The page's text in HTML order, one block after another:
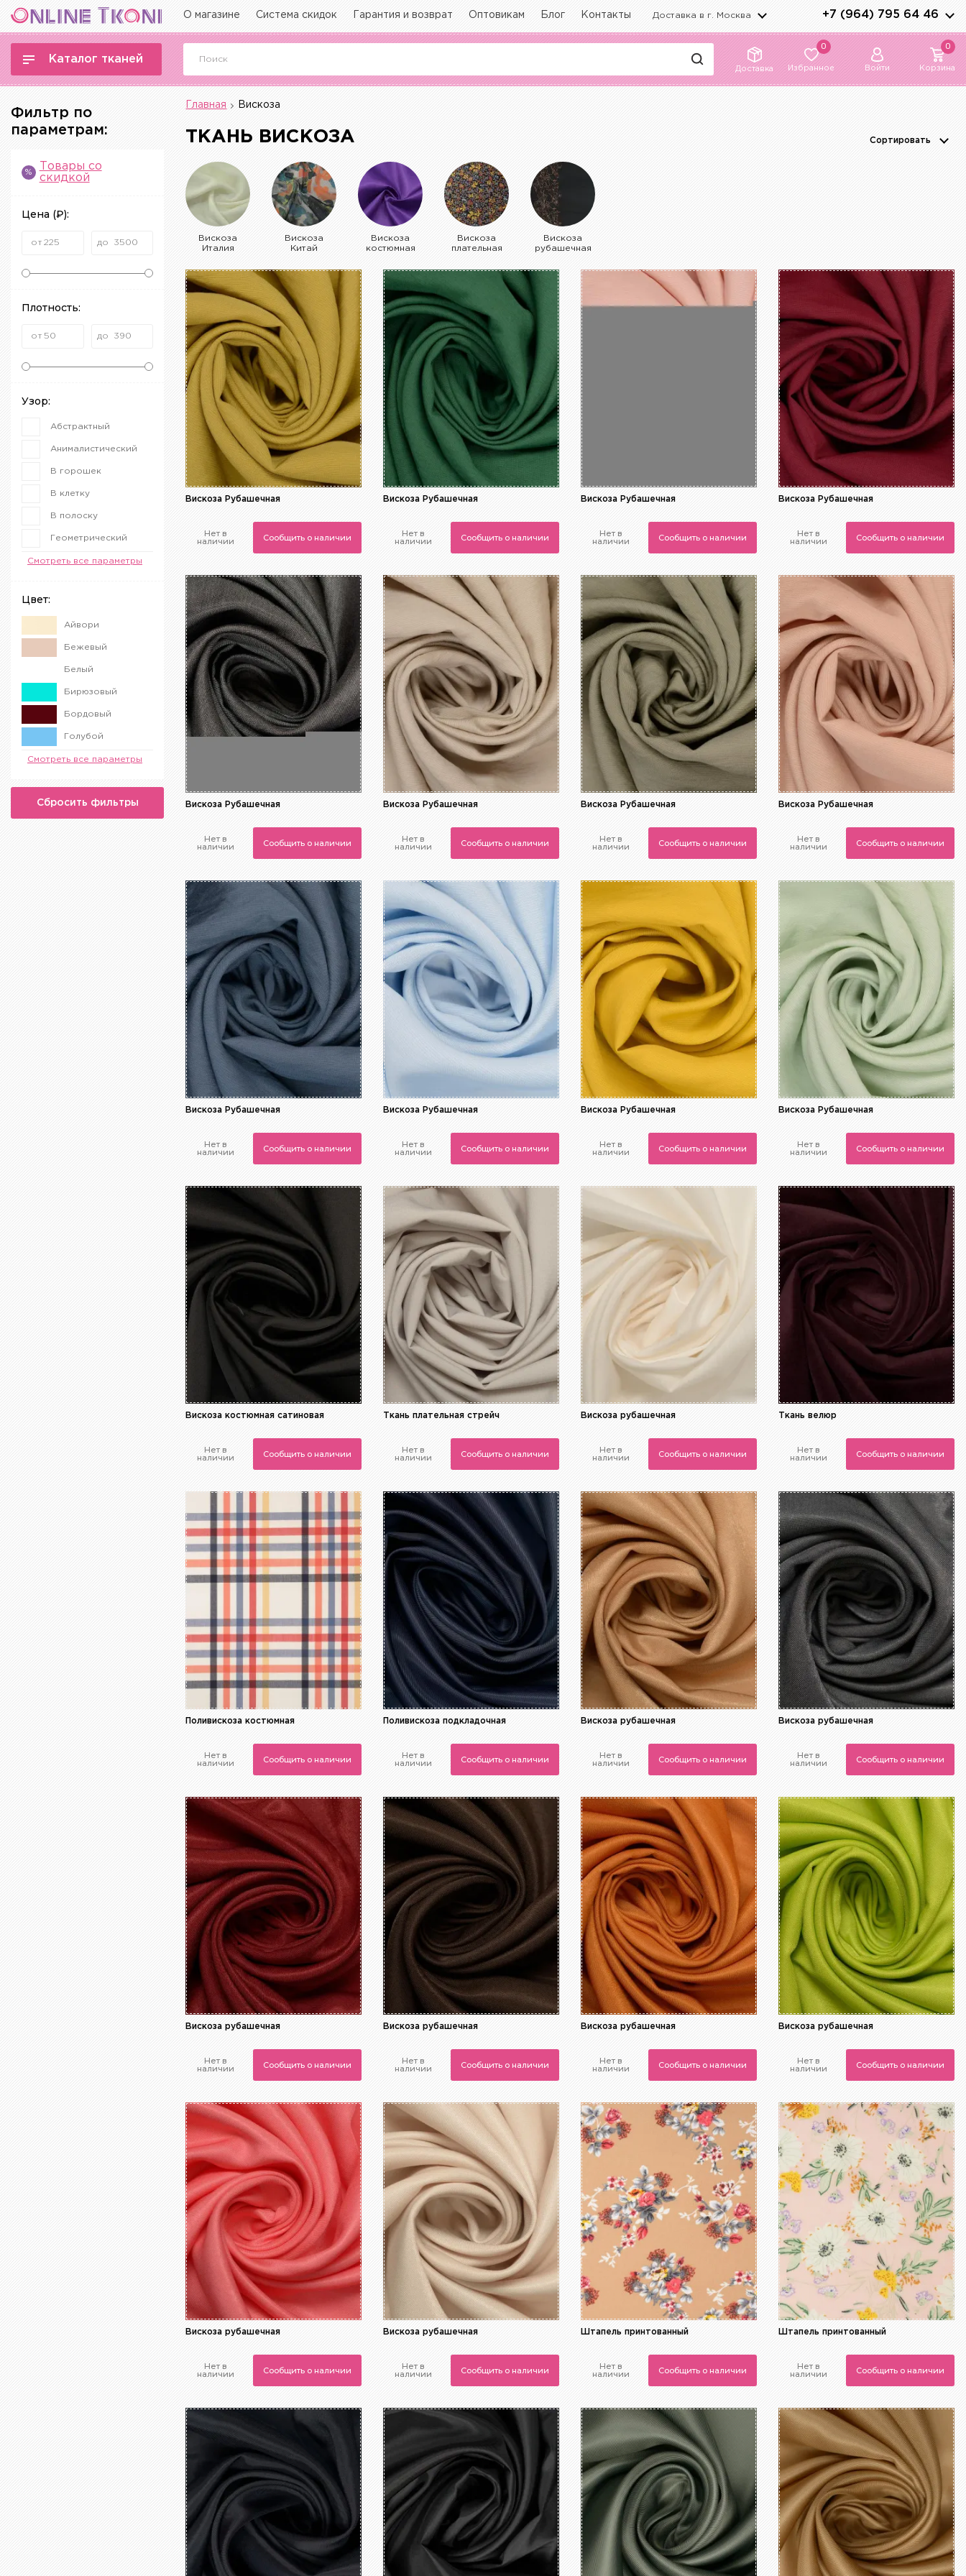
О магазине Система скидок Гарантия и возврат Оптовикам Блог Контакты Доставка в г. Москва +7 (964) 795 64 46
Каталог тканей
Доставка
0
Избранное Войти
0
Корзина
Фильтр по
параметрам:
%
Товары со
скидкой
Цена (₽):
Плотность:
Узор:
Абстрактный
Анималистический
В горошек
В клетку
В полоску
Геометрический
Гусиная лапка
Леопардовый
Меланж
Надпись
Полоска
Цветочный
Смотреть все параметры
Цвет:
Айвори
Бежевый
Белый
Бирюзовый
Бордовый
Голубой
Желтый
Золотой
Смотреть все параметры
Сбросить фильтры
Главная Вискоза
ТКАНЬ ВИСКОЗА Сортировать
Вискоза
Италия
Вискоза
Китай
Вискоза
костюмная
Вискоза
плательная
Вискоза
рубашечная
Вискоза Рубашечная
Нет в
наличии Сообщить о наличии
Вискоза Рубашечная
Нет в
наличии Сообщить о наличии
Вискоза Рубашечная
Нет в
наличии Сообщить о наличии
Вискоза Рубашечная
Нет в
наличии Сообщить о наличии
Вискоза Рубашечная
Нет в
наличии Сообщить о наличии
Вискоза Рубашечная
Нет в
наличии Сообщить о наличии
Вискоза Рубашечная
Нет в
наличии Сообщить о наличии
Вискоза Рубашечная
Нет в
наличии Сообщить о наличии
Вискоза Рубашечная
Нет в
наличии Сообщить о наличии
Вискоза Рубашечная
Нет в
наличии Сообщить о наличии
Вискоза Рубашечная
Нет в
наличии Сообщить о наличии
Вискоза Рубашечная
Нет в
наличии Сообщить о наличии
Вискоза костюмная сатиновая
Нет в
наличии Сообщить о наличии
Ткань плательная стрейч
Нет в
наличии Сообщить о наличии
Вискоза рубашечная
Нет в
наличии Сообщить о наличии
Ткань велюр
Нет в
наличии Сообщить о наличии
Поливискоза костюмная
Нет в
наличии Сообщить о наличии
Поливискоза подкладочная
Нет в
наличии Сообщить о наличии
Вискоза рубашечная
Нет в
наличии Сообщить о наличии
Вискоза рубашечная
Нет в
наличии Сообщить о наличии
Вискоза рубашечная
Нет в
наличии Сообщить о наличии
Вискоза рубашечная
Нет в
наличии Сообщить о наличии
Вискоза рубашечная
Нет в
наличии Сообщить о наличии
Вискоза рубашечная
Нет в
наличии Сообщить о наличии
Вискоза рубашечная
Нет в
наличии Сообщить о наличии
Вискоза рубашечная
Нет в
наличии Сообщить о наличии
Штапель принтованный
Нет в
наличии Сообщить о наличии
Штапель принтованный
Нет в
наличии Сообщить о наличии